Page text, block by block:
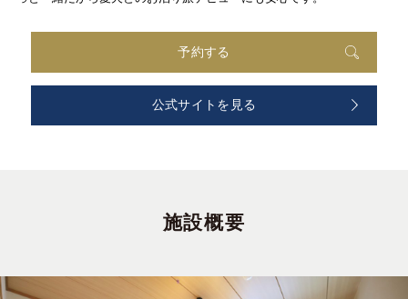
予約する
公式サイトを見る
施設概要